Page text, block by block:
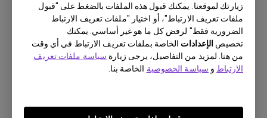
زيارتك لموقعنا. يمكنك قبول هذه الملفات بالضغط على "قبول
ملفات تعريف الارتباط"، أو اختيار "ملفات تعريف الارتباط
الضرورية فقط" لرفض كل ما هو غير أساسي. يمكنك
تخصيص الإعدادات الخاصة بملفات تعريف الارتباط في أي وقت
من هنا. لمزيد من التفاصيل، يرجى زيارة سياسة ملفات تعريف
الارتباط و سياسة الخصوصية الخاصة بنا.
هل كانت هذه المعلومات مفيدة؟